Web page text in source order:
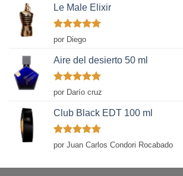
Le Male Elixir
Valorado
con
de 5
por Diego
Aire del desierto 50 ml
Valorado
con
por Darío cruz
Club Black EDT 100 ml
Valorado
con
por Juan Carlos Condori Rocabado